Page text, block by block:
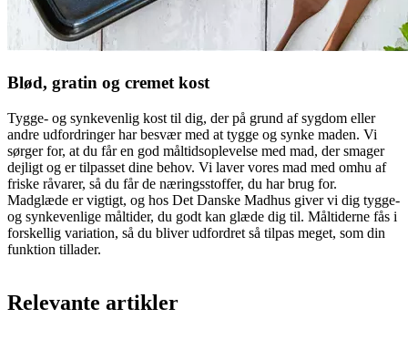
Blød, gratin og cremet kost
Tygge- og synkevenlig kost til dig, der på grund af sygdom eller
andre udfordringer har besvær med at tygge og synke maden. Vi
sørger for, at du får en god måltidsoplevelse med mad, der smager
dejligt og er tilpasset dine behov. Vi laver vores mad med omhu af
friske råvarer, så du får de næringsstoffer, du har brug for.
Madglæde er vigtigt, og hos Det Danske Madhus giver vi dig tygge-
og synkevenlige måltider, du godt kan glæde dig til. Måltiderne fås i
forskellig variation, så du bliver udfordret så tilpas meget, som din
funktion tillader.
Relevante artikler